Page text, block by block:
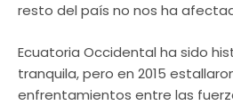
resto del país no nos ha
Ecuatoria Occidental ha sido
tranquila, pero en 2015
enfrentamientos entre las